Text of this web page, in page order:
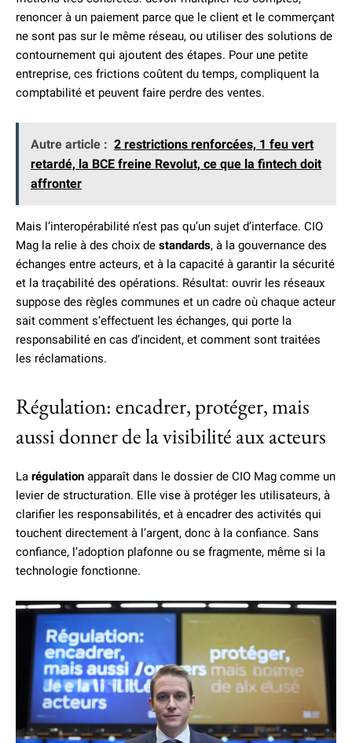
renoncer à un paiement parce que le client et le commerçant
ne sont pas sur le même réseau, ou utiliser des solutions de
contournement qui ajoutent des étapes. Pour une petite
entreprise, ces frictions coûtent du temps, compliquent la
comptabilité et peuvent faire perdre des ventes.
Autre article : 2 restrictions renforcées, 1 feu vert
retardé, la BCE freine Revolut, ce que la fintech doit
affronter
Mais l’interopérabilité n’est pas qu’un sujet d’interface. CIO
Mag la relie à des choix de standards, à la gouvernance des
échanges entre acteurs, et à la capacité à garantir la sécurité
et la traçabilité des opérations. Résultat: ouvrir les réseaux
suppose des règles communes et un cadre où chaque acteur
sait comment s’effectuent les échanges, qui porte la
responsabilité en cas d’incident, et comment sont traitées
les réclamations.
Régulation: encadrer, protéger, mais
aussi donner de la visibilité aux acteurs
La régulation apparaît dans le dossier de CIO Mag comme un
levier de structuration. Elle vise à protéger les utilisateurs, à
clarifier les responsabilités, et à encadrer des activités qui
touchent directement à l’argent, donc à la confiance. Sans
confiance, l’adoption plafonne ou se fragmente, même si la
technologie fonctionne.